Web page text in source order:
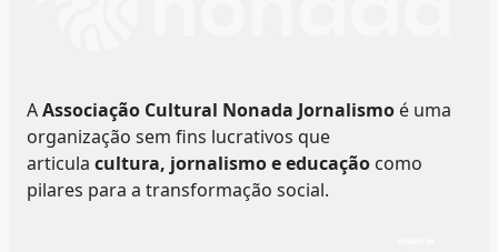
AAssociação Cultural Nonada Jornalismo é uma
organização sem fins lucrativos que
articula cultura, jornalismo e educação como
pilares para a transformação social.